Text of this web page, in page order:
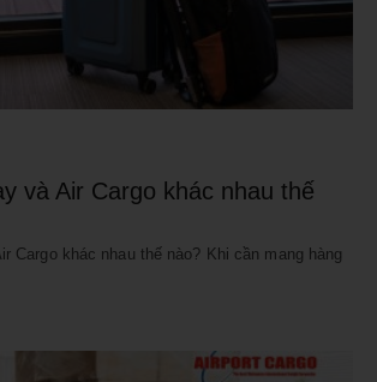
và Air Cargo khác nhau thế
Cargo khác nhau thế nào? Khi cần mang hàng